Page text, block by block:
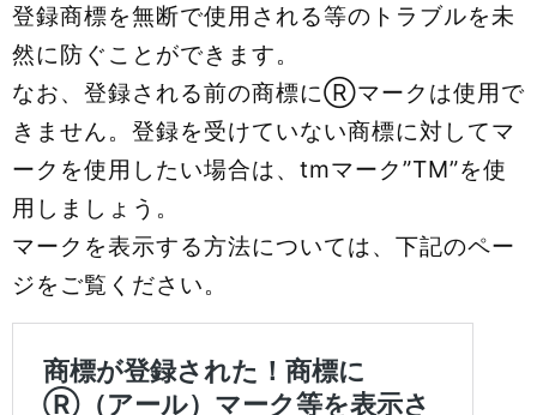
登録商標を無断で使用される等のトラブルを未
然に防ぐことができます。
なお、登録される前の商標にⓇマークは使用で
きません。登録を受けていない商標に対してマ
ークを使用したい場合は、tmマーク”TM”を使
用しましょう。
マークを表示する方法については、下記のペー
ジをご覧ください。